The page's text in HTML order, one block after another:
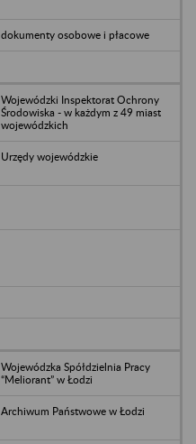
dokumenty osobowe i płacowe
Wojewódzki Inspektorat Ochrony
Środowiska - w każdym z 49 miast
wojewódzkich
Urzędy wojewódzkie
Wojewódzka Spółdzielnia Pracy
“Meliorant” w Łodzi
Archiwum Państwowe w Łodzi